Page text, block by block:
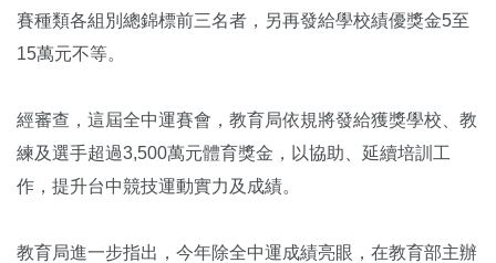
賽種類各組別總錦標前三名者，另再發給學校績優獎金5至
15萬元不等。
經審查，這屆全中運賽會，教育局依規將發給獲獎學校、教
練及選手超過3,500萬元體育獎金，以協助、延續培訓工
作，提升台中競技運動實力及成績。
教育局進一步指出，今年除全中運成績亮眼，在教育部主辦